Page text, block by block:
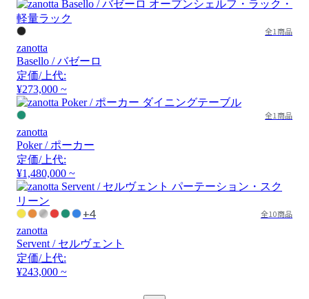
全1商品
zanotta
Basello / バゼーロ
定価/上代:
¥273,000 ~
全1商品
zanotta
Poker / ポーカー
定価/上代:
¥1,480,000 ~
+4 全10商品
zanotta
Servent / セルヴェント
定価/上代:
¥243,000 ~